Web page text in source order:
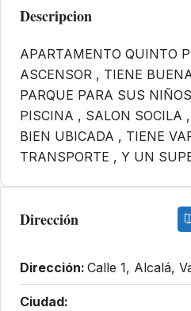
Descripcion
APARTAMENTO QUINTO
ASCENSOR , TIENE
PARQUE PARA SUS
PISCINA , SALON SOCILA
BIEN UBICADA , TIENE
TRANSPORTE , Y UN
Dirección
Dirección: Calle 1, Alcalá,
Ciudad: